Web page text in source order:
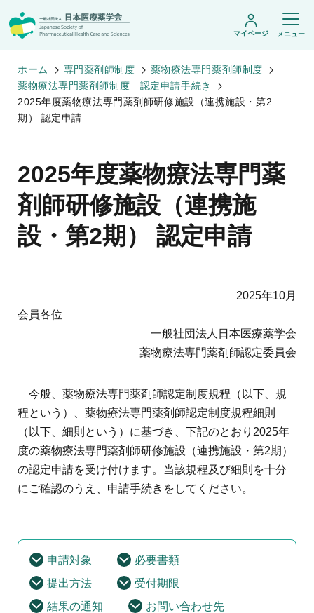
日本医療薬学会について
設立趣旨・活動概要
沿革・あゆみ
組織・名簿
委員会
規程・細則
情報公開
開催予定のイベント一覧
年会
医療薬学公開シンポジウム
フレッシャーズ・カンファランス
臨床研究セミナー
症例関連セミナー
学術誌・書籍
医療薬学
JPHCS（英文誌）
出版書籍
専門薬剤師制度
地域薬学ケア専門薬剤師制度
学会賞他団体との連携協力
マイページ
入会・各種手続き
English
マイページ メニュー
ホーム 専門薬剤師制度
薬物療法専門薬剤師制度
薬物療法専門薬剤師制度 認定申請手続き
2025年度薬物療法専門薬剤師研修施設（連携施設・第2
期） 認定申請
2025年度薬物療法専門薬
剤師研修施設（連携施
設・第2期） 認定申請
2025年10月
会員各位
一般社団法人日本医療薬学会
薬物療法専門薬剤師認定委員会
今般、薬物療法専門薬剤師認定制度規程（以下、規
程という）、薬物療法専門薬剤師認定制度規程細則
（以下、細則という）に基づき、下記のとおり2025年
度の薬物療法専門薬剤師研修施設（連携施設・第2期）
の認定申請を受け付けます。当該規程及び細則を十分
にご確認のうえ、申請手続きをしてください。
申請対象
必要書類
提出方法
受付期限
結果の通知
お問い合わせ先